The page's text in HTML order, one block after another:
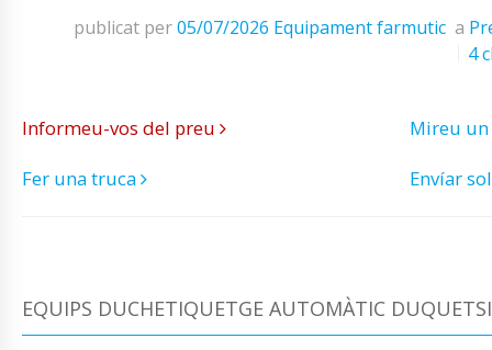
publicat per05/07/2026 Equipament farmutic a
4
Informeu-vos del preu
Mireu
Fer una truca
Envíar
EQUIPS DUCHETIQUETGE AUTOMÀTIC